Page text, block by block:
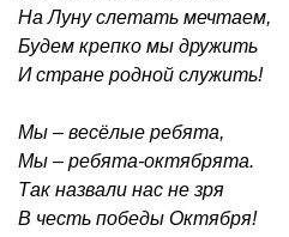
На Луну слетать мечтаем,
Будем крепко мы дружить
И стране родной служить!
Мы – весёлые ребята,
Мы – ребята-октябрята.
Так назвали нас не зря
В честь победы Октября!